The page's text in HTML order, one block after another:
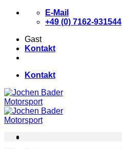
Zum
E-Mail
+49 (0) 7162-931544
Gast
Kontakt
Kontakt